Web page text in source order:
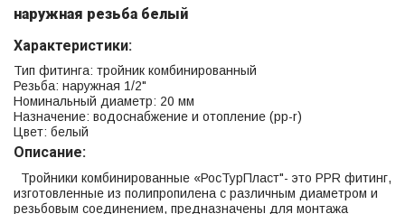
наружная резьба белый
Характеристики:
Тип фитинга: тройник комбинированный
Резьба: наружная 1/2"
Номинальный диаметр: 20 мм
Назначение: водоснабжение и отопление (рр-r)
Цвет: белый
Описание:
Тройники комбинированные «РосТурПласт"- это PPR фитинг,
изготовленные из полипропилена с различным диаметром и
резьбовым соединением, предназначены для монтажа